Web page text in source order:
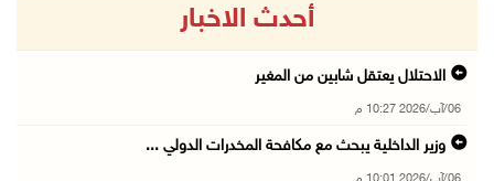
أحدث الاخبار
الاحتلال يعتقل شابين من المغير
06/آب/2026 10:27 م
وزير الداخلية يبحث مع مكافحة المخدرات الدولي ...